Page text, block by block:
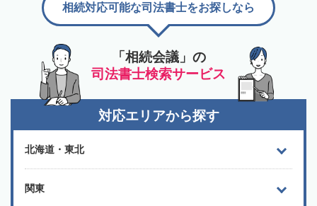
「相続会議」の
司法書士検索サービス
相続対応可能な司法書士をお探しなら
対応エリアから探す
北海道・東北
関東